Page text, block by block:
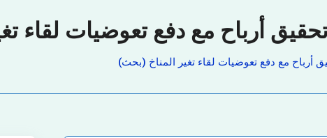
أرباح مع دفع تعوضيات لقاء
أرباح مع دفع تعوضيات لقاء تغير المناخ (بحث)